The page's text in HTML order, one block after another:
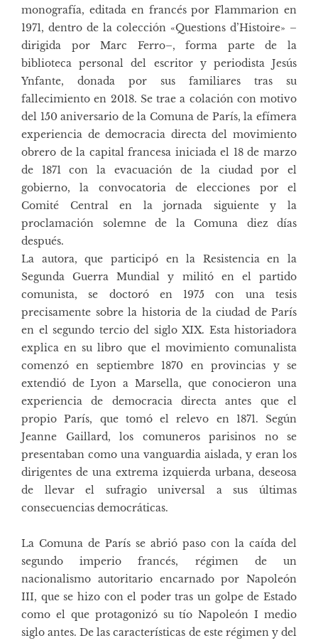
monografía, editada en francés porFlammarion en
1971, dentro de la colección «Questions d’Histoire» –
dirigida por Marc Ferro–, forma parte de la
biblioteca personal del escritor y periodista Jesús
Ynfante, donada por sus familiares tras su
fallecimiento en 2018. Se trae a colación con motivo
del 150 aniversario de la Comuna de París, la efímera
experiencia de democracia directa del movimiento
obrero de la capital francesa iniciada el 18 de marzo
de 1871 con la evacuación de la ciudad por el
gobierno, la convocatoria de elecciones por el
Comité Central en la jornada siguiente y la
proclamación solemne de la Comuna diez días
después.
La autora, que participó en la Resistencia en la
Segunda Guerra Mundial y militó en el partido
comunista, se doctoró en 1975 con una tesis
precisamente sobre la historia de la ciudad de París
en el segundo tercio del siglo XIX. Esta historiadora
explica en su libro que el movimiento comunalista
comenzó en septiembre 1870 en provincias y se
extendió de Lyon a Marsella, que conocieron una
experiencia de democracia directa antes que el
propio París, que tomó el relevo en 1871. Según
Jeanne Gaillard, los comuneros parisinos no se
presentaban como una vanguardia aislada, y eran los
dirigentes de una extrema izquierda urbana, deseosa
de llevar el sufragio universal a sus últimas
consecuencias democráticas.
La Comuna de París se abrió paso con la caída del
segundo imperio francés, régimen de un
nacionalismo autoritario encarnado por Napoleón
III, que se hizo con el poder tras un golpe de Estado
como el que protagonizó su tío Napoleón I medio
siglo antes. De las características de este régimen y del